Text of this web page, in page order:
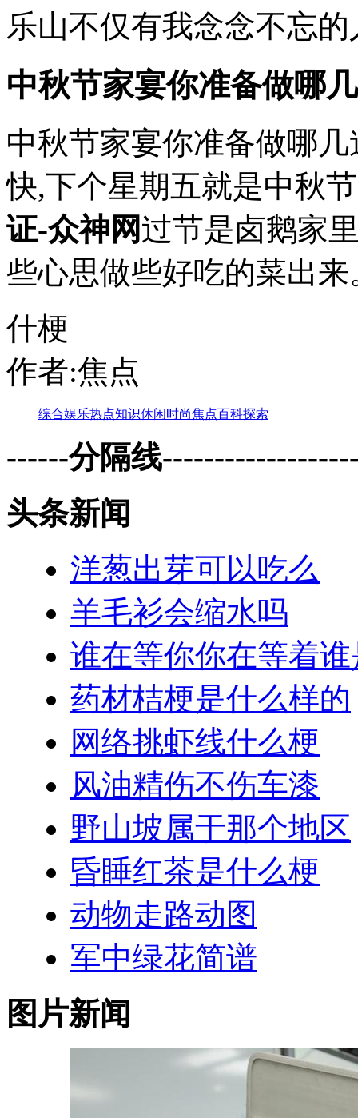
乐山不仅有我念念不忘
中秋节家宴你准备做哪
中秋节家宴你准备做哪
快,下个星期五就是中秋
证-众神网过节是卤鹅家
些心思做些好吃的菜出来
什梗
作者:焦点
综合娱乐热点知识休闲时尚焦点百科探索
------分隔线
头条新闻
洋葱出芽可以吃么
羊毛衫会缩水吗
谁在等你你在等着
药材桔梗是什么样的
网络挑虾线什么梗
风油精伤不伤车漆
野山坡属于那个地区
昏睡红茶是什么梗
动物走路动图
军中绿花简谱
图片新闻